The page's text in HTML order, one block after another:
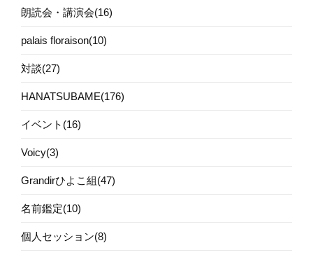
朗読会・講演会(16)
palais floraison(10)
対談(27)
HANATSUBAME(176)
イベント(16)
Voicy(3)
Grandirひよこ組(47)
名前鑑定(10)
個人セッション(8)